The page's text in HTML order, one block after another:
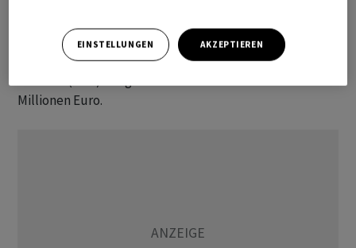
hingegen verbessert. Das um Einmal- und
Sondereffekte bereinigte Ergebnis vor Zinsen und
Millionen Euro.
EINSTELLUNGEN AKZEPTIEREN